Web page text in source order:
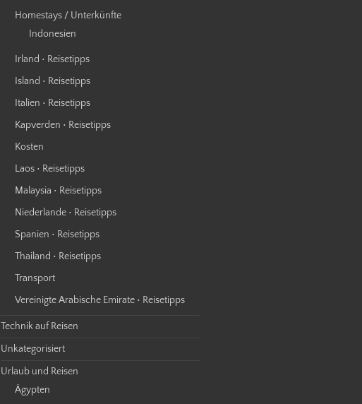
Homestays / Unterkünfte
Indonesien
Irland • Reisetipps
Island • Reisetipps
Italien • Reisetipps
Kapverden • Reisetipps
Kosten
Laos • Reisetipps
Malaysia • Reisetipps
Niederlande • Reisetipps
Spanien • Reisetipps
Thailand • Reisetipps
Transport
Vereinigte Arabische Emirate • Reisetipps
Technik auf Reisen
Unkategorisiert
Urlaub und Reisen
Ägypten